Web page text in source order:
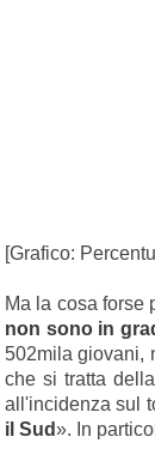
[Grafico:
Ma la cosa forse
non sono in
502mila giovani,
che si tratta
all'incidenza sul
il Sud». In